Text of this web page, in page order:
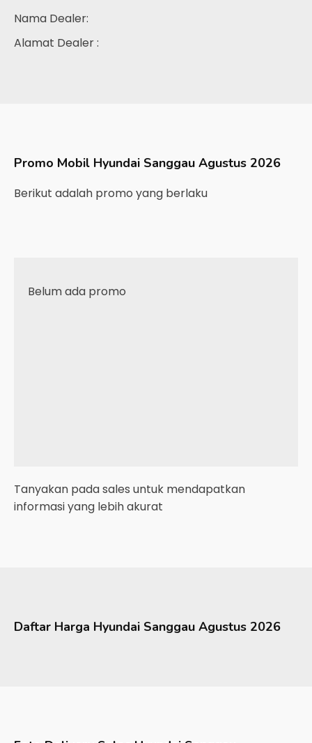
Nama Dealer:
Alamat Dealer :
Promo Mobil Hyundai Sanggau Agustus 2026
Berikut adalah promo yang berlaku
Belum ada promo
Tanyakan pada sales untuk mendapatkan
informasi yang lebih akurat
Daftar Harga Hyundai Sanggau Agustus 2026